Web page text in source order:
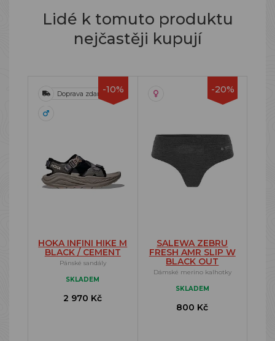
Lidé k tomuto produktu
nejčastěji kupují
-10%
Doprava zdarma
HOKA INFINI HIKE M
BLACK / CEMENT
Pánské sandály
SKLADEM
2 970 Kč
-20%
SALEWA ZEBRU
FRESH AMR SLIP W
BLACK OUT
Dámské merino kalhotky
SKLADEM
800 Kč